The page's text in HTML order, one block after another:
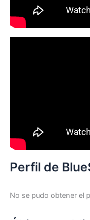
Perfil de
No se pudo obtener el